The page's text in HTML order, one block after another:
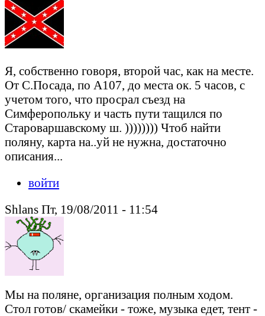
Я, собственно говоря, второй час, как на месте.
От С.Посада, по А107, до места ок. 5 часов, с
учетом того, что просрал съезд на
Симферопольку и часть пути тащился по
Староваршавскому ш. )))))))) Чтоб найти
поляну, карта на..уй не нужна, достаточно
описания...
войти
Shlans Пт, 19/08/2011 - 11:54
Мы на поляне, организация полным ходом.
Стол готов/ скамейки - тоже, музыка едет, тент -